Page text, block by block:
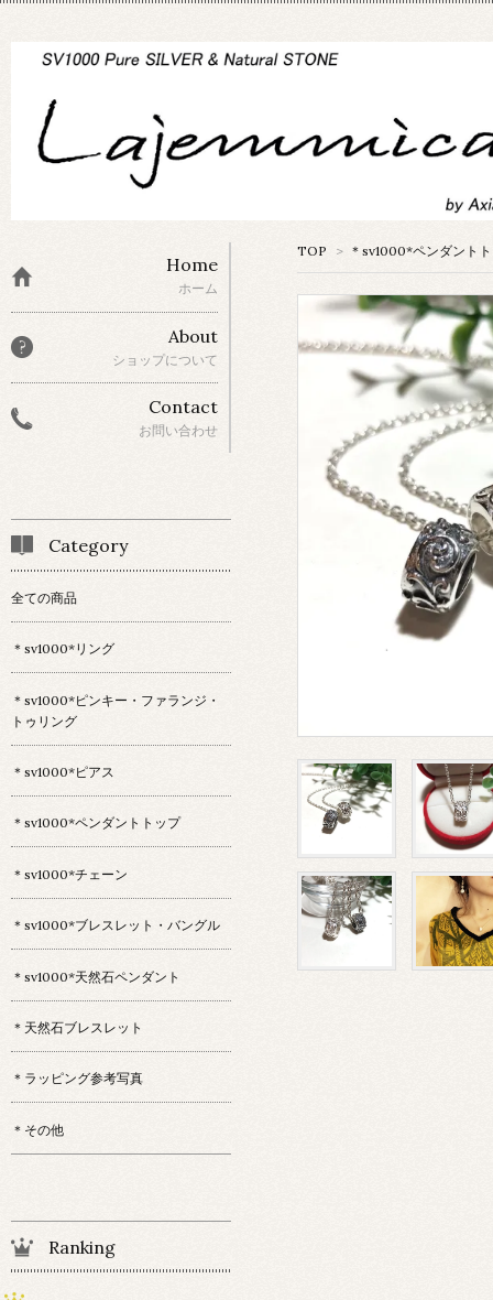
TOP > ＊sv1000*ペンダント
Home
ホーム
About
ショップについて
Contact
お問い合わせ
Category
全ての商品
＊sv1000*リング
＊sv1000*ピンキー・ファランジ・
トゥリング
＊sv1000*ピアス
＊sv1000*ペンダントトップ
＊sv1000*チェーン
＊sv1000*ブレスレット・バングル
＊sv1000*天然石ペンダント
＊天然石ブレスレット
＊ラッピング参考写真
＊その他
Ranking